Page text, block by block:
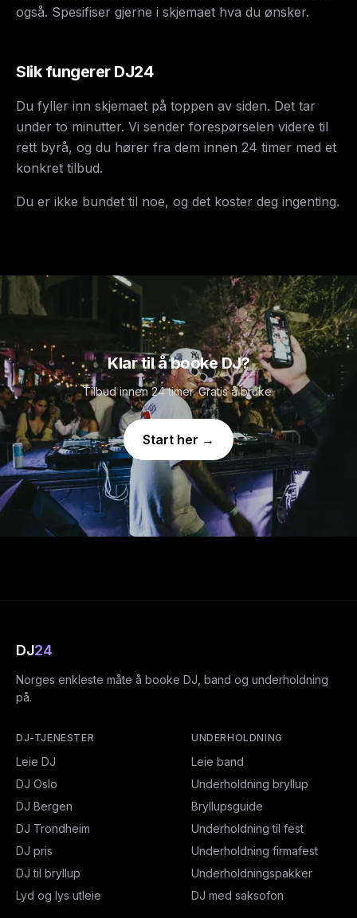
også. Spesifiser gjerne i skjemaet hva du ønsker.
Slik fungerer DJ24
Du fyller inn skjemaet på toppen av siden. Det tar
under to minutter. Vi sender forespørselen videre til
rett byrå, og du hører fra dem innen 24 timer med et
konkret tilbud.
Du er ikke bundet til noe, og det koster deg ingenting.
Klar til å booke DJ?
Tilbud innen 24 timer. Gratis å bruke.
Start her →
DJ24
Norges enkleste måte å booke DJ, band og underholdning
på.
DJ-TJENESTER
Leie DJ
DJ Oslo
DJ Bergen
DJ Trondheim
DJ pris
DJ til bryllup
Lyd og lys utleie
UNDERHOLDNING
Leie band
Underholdning bryllup
Bryllupsguide
Underholdning til fest
Underholdning firmafest
Underholdningspakker
DJ med saksofon